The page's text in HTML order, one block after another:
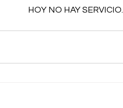
HOY NO HAY SERVICIO.